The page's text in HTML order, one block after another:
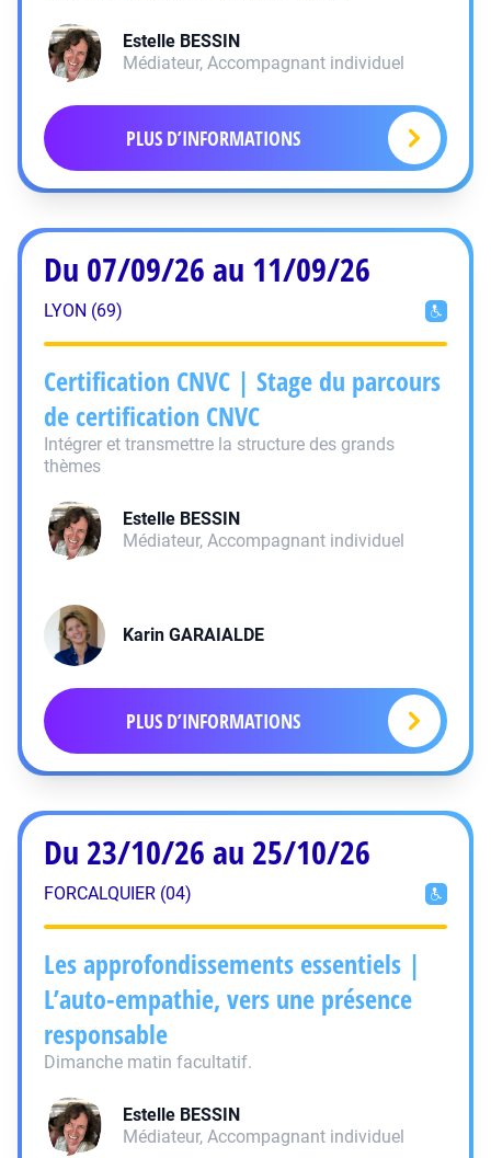
Estelle BESSIN
Médiateur, Accompagnant individuel
PLUS D’INFORMATIONS
Du 07/09/26 au 11/09/26
LYON (69)
Certification CNVC | Stage du parcours
de certification CNVC
Intégrer et transmettre la structure des grands
thèmes
Estelle BESSIN
Médiateur, Accompagnant individuel
Karin GARAIALDE
PLUS D’INFORMATIONS
Du 23/10/26 au 25/10/26
FORCALQUIER (04)
Les approfondissements essentiels |
L’auto-empathie, vers une présence
responsable
Dimanche matin facultatif.
Estelle BESSIN
Médiateur, Accompagnant individuel